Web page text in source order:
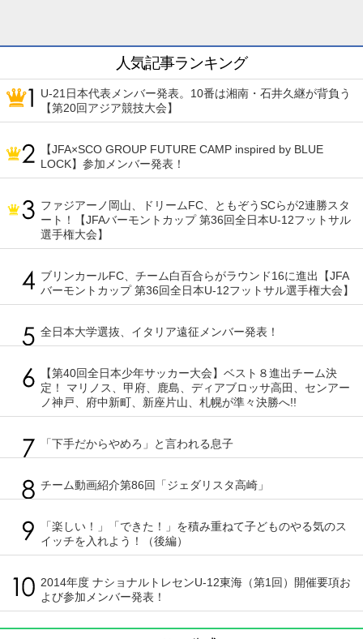
人気記事ランキング
U-21日本代表メンバー発表。10番は湘南・石井久継が背負う
【第20回アジア競技大会】
【JFA×SCO GROUP FUTURE CAMP inspired by BLUE
LOCK】参加メンバー発表！
ファジアーノ岡山、ドリームFC、ともぞうSCらが2連勝スタ
ート！【JFAバーモントカップ 第36回全日本U-12フットサル
選手権大会】
ブリンカールFC、チーム白百合らがラウンド16に進出【JFA
バーモントカップ 第36回全日本U-12フットサル選手権大会】
全日本大学選抜、イタリア遠征メンバー発表！
【第40回全日本少年サッカー大会】ベスト８進出チーム決
定！ マリノス、甲府、鹿島、ディアブロッサ高田、センアー
ノ神戸、府中新町、新座片山、札幌が準々決勝へ!!
「下手だからやめろ」と言われる息子
チーム動画紹介第86回「ジェダリスタ高崎」
「楽しい！」「できた！」を積み重ねて子どものやる気のス
イッチを入れよう！（後編）
2014年度 ナショナルトレセンU-12東海（第1回）開催要項お
よび参加メンバー発表！